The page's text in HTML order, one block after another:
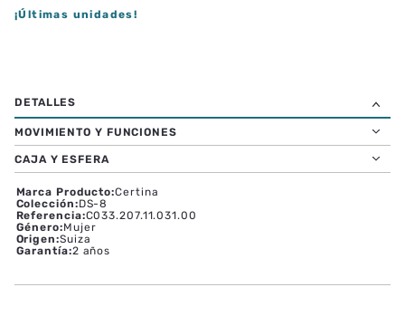
¡Últimas unidades!
MOVIMIENTO Y FUNCIONES
CAJA Y ESFERA
Marca Producto:Certina
Colección:DS-8
Referencia:C033.207.11.031.00
Género:Mujer
Origen:Suiza
Garantía:2 años